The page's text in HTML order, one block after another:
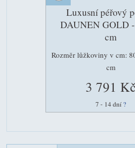
Luxusní péřový
DAUNEN GOLD
cm
Rozměr lůžkoviny v cm:
cm
3 791 Kč
7 - 14 dní ?